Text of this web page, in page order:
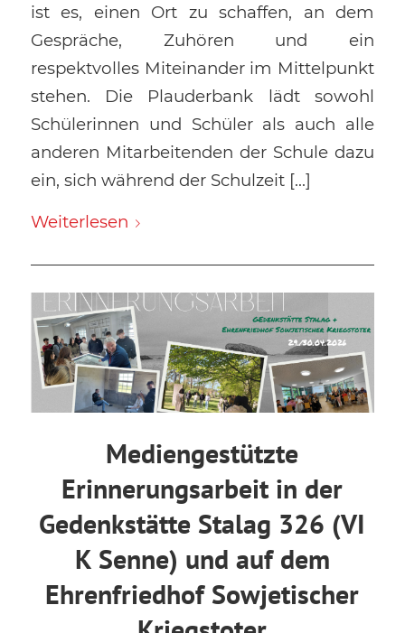
ist es, einen Ort zu schaffen, an dem
Gespräche, Zuhören und ein
respektvolles Miteinander im Mittelpunkt
stehen. Die Plauderbank lädt sowohl
Schülerinnen und Schüler als auch alle
anderen Mitarbeitenden der Schule dazu
ein, sich während der Schulzeit […]
Weiterlesen
Mediengestützte
Erinnerungsarbeit in der
Gedenkstätte Stalag 326 (VI
K Senne) und auf dem
Ehrenfriedhof Sowjetischer